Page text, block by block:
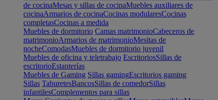
de cocinaMesas y sillas de cocinaMuebles auxiliares de
cocinaArmarios de cocinaCocinas modularesCocinas
completasCocinas a medida
Muebles de dormitorio Camas matrimonioCabeceros de
matrimonioArmarios de matrimonioMesitas de
nocheComodasMuebles de dormitorio juvenil
Muebles de oficina y teletrabajo EscritoriosSillas de
escritorioEstanterías
Muebles de Gaming Sillas gamingEscritorios gaming
Sillas TaburetesBancosSillas de comedorSillas
infantilesComplementos para sillas